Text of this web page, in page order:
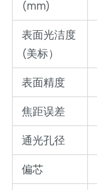
(mm)
表面光洁度
(美标）
表面精度
焦距误差
通光孔径
偏芯